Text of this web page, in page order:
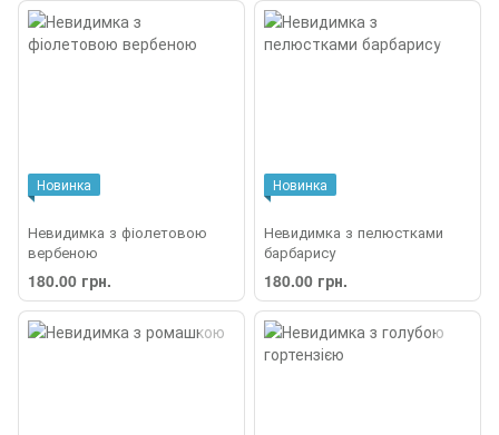
Новинка
Невидимка з фіолетовою
вербеною
180.00 грн.
Новинка
Невидимка з пелюстками
барбарису
180.00 грн.